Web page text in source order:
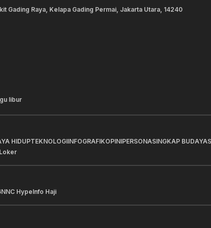
Gading Raya, Kelapa Gading Permai, Jakarta Utara, 14240
libur
HIDUPTEKNOLOGIINFOGRAFIKOPINIPERSONASINGKAP BUDAYA
Loker
NNC HypeInfo Haji